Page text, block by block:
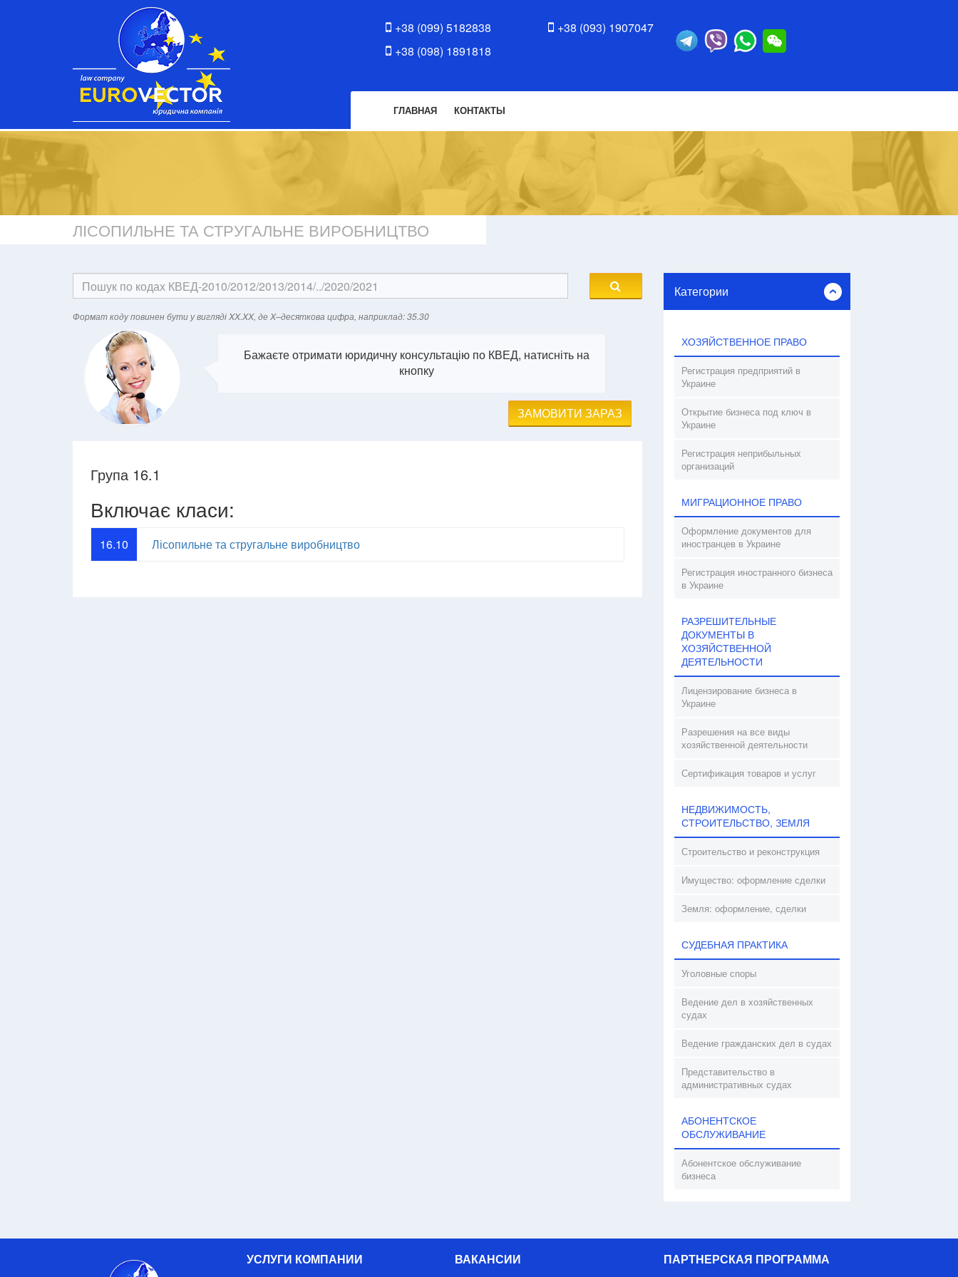
+38 (099) 5182838
+38 (098) 1891818
+38 (093) 1907047
ГЛАВНАЯ КОНТАКТЫ
ЛІСОПИЛЬНЕ ТА СТРУГАЛЬНЕ ВИРОБНИЦТВО
Формат кодy повинен бути у вигляді XX.XX, де X–десяткова цифра, наприклад: 35.30
Бажаєте отримати юридичну консультацію по КВЕД, натисніть на
кнопку
ЗАМОВИТИ ЗАРАЗ
Група 16.1
Включає класи:
16.10 Лісопильне та стругальне виробництво
Категории
ХОЗЯЙСТВЕННОЕ ПРАВО
Регистрация предприятий в
Украине
Открытие бизнеса под ключ в
Украине
Регистрация неприбыльных
организаций
МИГРАЦИОННОЕ ПРАВО
Оформление документов для
иностранцев в Украине
Регистрация иностранного бизнеса
в Украине
РАЗРЕШИТЕЛЬНЫЕ
ДОКУМЕНТЫ В
ХОЗЯЙСТВЕННОЙ
ДЕЯТЕЛЬНОСТИ
Лицензирование бизнеса в
Украине
Разрешения на все виды
хозяйственной деятельности
Сертификация товаров и услуг
НЕДВИЖИМОСТЬ,
СТРОИТЕЛЬСТВО, ЗЕМЛЯ
Строительство и реконструкция
Имущество: оформление сделки
Земля: оформление, сделки
СУДЕБНАЯ ПРАКТИКА
Уголовные споры
Ведение дел в хозяйственных
судах
Ведение гражданских дел в судах
Представительство в
административных судах
АБОНЕНТСКОЕ
ОБСЛУЖИВАНИЕ
Абонентское обслуживание
бизнеса
УСЛУГИ КОМПАНИИ ВАКАНСИИ ПАРТНЕРСКАЯ ПРОГРАММА